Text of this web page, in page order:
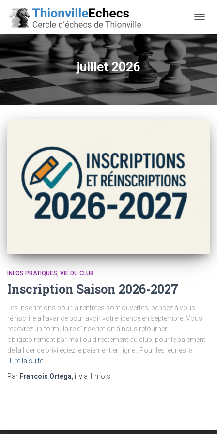
juillet 2026
INFOS PRATIQUES VIE DU CLUB
Inscription Saison 2026-2027
Les Inscriptions pour la rentrées sont ouvertes, pensez à vous
réinscrire à l’avance pour avoir votre licence en septembre. Vous
recevrez un formulaire d’inscription à nous retourner
obligatoirement par mail ou directement au club, pour le paiement
de la licence privilégiez le paiement en ligne . Pour les jeunes la
Lire la suite
Par Francois Ortega , il y a 1 mois